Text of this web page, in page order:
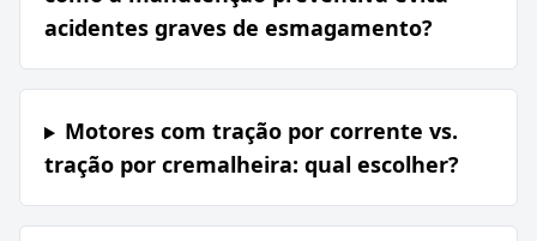
acidentes graves de esmagamento?
Motores com tração por corrente vs.
tração por cremalheira: qual escolher?